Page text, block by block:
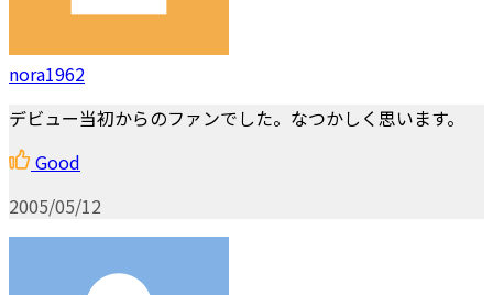
nora1962
デビュー当初からのファンでした。なつかしく思います。
Good
2005/05/12